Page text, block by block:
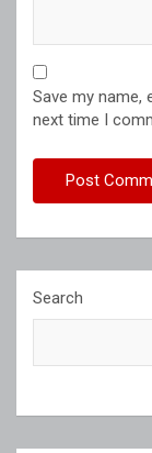
Save my name,
next time I
Search